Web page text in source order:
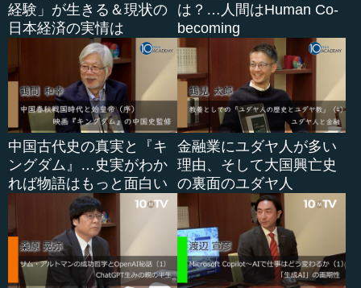
経験」が生きる＆現状の
日本経済の実情は
は？…人間はHuman Co-
becoming
中国古代史の真実と『キ
ングダム』…史実がわか
れば物語はもっと面白い
金融業にユダヤ人が多い
理由、そして大国興亡史
の裏面のユダヤ人